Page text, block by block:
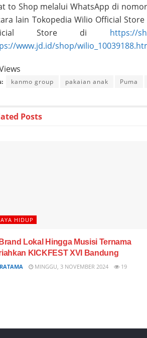
to Shop melalui WhatsApp di
lain Tokopedia Wilio Official Store
Store di https://
www.jd.id/shop/
kanmo group pakaian anak Puma
Posts
HIDUP
Lokal Hingga Musisi Ternama
KICKFEST XVI Bandung
MINGGU, 3 NOVEMBER 2024 19